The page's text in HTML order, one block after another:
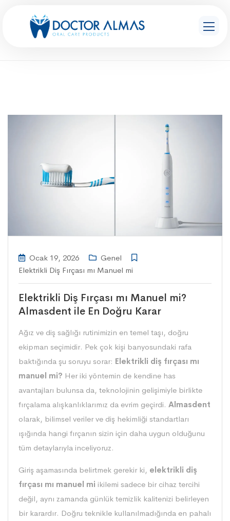
Ocak 19, 2026
Genel
Elektrikli Diş Fırçası mı Manuel mi
Elektrikli Diş Fırçası mı Manuel mi?
Almasdent ile En Doğru Karar
Ağız ve diş sağlığı rutinimizin en temel taşı, doğru
ekipman seçimidir. Pek çok kişi banyosundaki rafa
baktığında şu soruyu sorar: Elektrikli diş fırçası mı
manuel mi? Her iki yöntemin de kendine has
avantajları bulunsa da, teknolojinin gelişimiyle birlikte
fırçalama alışkanlıklarımız da evrim geçirdi. Almasdent
olarak, bilimsel veriler ve diş hekimliği standartları
ışığında hangi fırçanın sizin için daha uygun olduğunu
tüm detaylarıyla inceliyoruz.
Giriş aşamasında belirtmek gerekir ki, elektrikli diş
fırçası mı manuel mi ikilemi sadece bir cihaz tercihi
değil, aynı zamanda günlük temizlik kalitenizi belirleyen
bir karardır. Doğru teknikle kullanılmadığında en pahalı